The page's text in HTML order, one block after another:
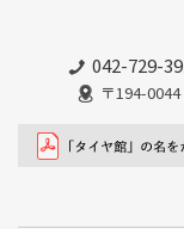
042-729-
〒194-